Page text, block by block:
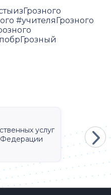
#учителяГрозного
услуг